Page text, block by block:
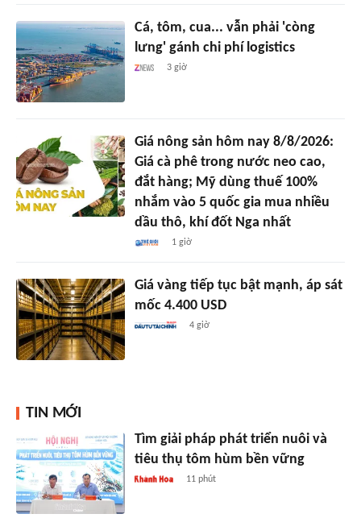
Cá, tôm, cua... vẫn phải 'còng
lưng' gánh chi phí logistics
3 giờ
Giá nông sản hôm nay 8/8/2026:
Giá cà phê trong nước neo cao,
đắt hàng; Mỹ dùng thuế 100%
nhắm vào 5 quốc gia mua nhiều
dầu thô, khí đốt Nga nhất
1 giờ
Giá vàng tiếp tục bật mạnh, áp sát
mốc 4.400 USD
4 giờ
TIN MỚI
Tìm giải pháp phát triển nuôi và
tiêu thụ tôm hùm bền vững
11 phút